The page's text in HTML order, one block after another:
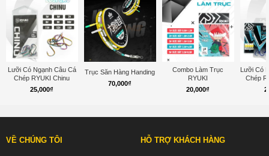
Lưỡi Có Ngạnh Câu Cá
Chép RYUKI Chinu
25,000₫
Trục Săn Hàng Handing
70,000₫
Combo Làm Trục
RYUKI
20,000₫
Lưỡi Có
Chép
VỀ CHÚNG TÔI HỖ TRỢ KHÁCH HÀNG